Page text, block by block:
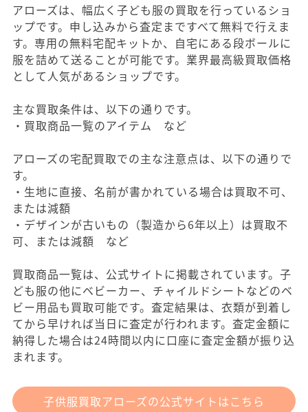
アローズは、幅広く子ども服の買取を行っているショ
ップです。申し込みから査定まですべて無料で行えま
す。専用の無料宅配キットか、自宅にある段ボールに
服を詰めて送ることが可能です。業界最高級買取価格
として人気があるショップです。
主な買取条件は、以下の通りです。
・買取商品一覧のアイテム など
アローズの宅配買取での主な注意点は、以下の通りで
す。
・生地に直接、名前が書かれている場合は買取不可、
または減額
・デザインが古いもの（製造から6年以上）は買取不
可、または減額 など
買取商品一覧は、公式サイトに掲載されています。子
ども服の他にベビーカー、チャイルドシートなどのベ
ビー用品も買取可能です。査定結果は、衣類が到着し
てから早ければ当日に査定が行われます。査定金額に
納得した場合は24時間以内に口座に査定金額が振り込
まれます。
子供服買取アローズの公式サイトはこちら